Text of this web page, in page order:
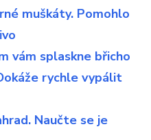
muškáty. Pomohlo
vám splaskne břicho
rychle vypálit
Naučte se je